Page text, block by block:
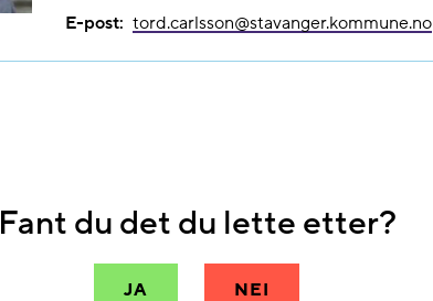
E-post: tord.carlsson@​stavanger.kommune.no
Fant du det du lette etter?
JA NEI